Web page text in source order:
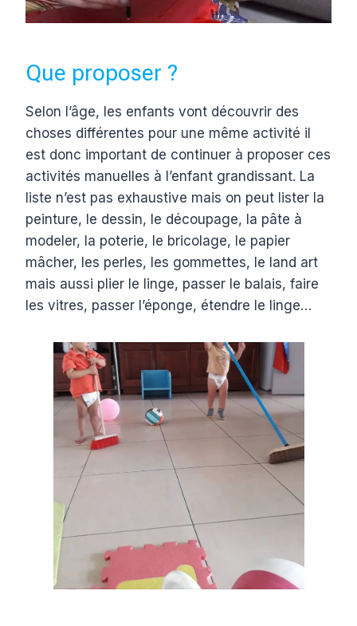
Que proposer ?
Selon l’âge, les enfants vont découvrir des
choses différentes pour une même activité il
est donc important de continuer à proposer ces
activités manuelles à l’enfant grandissant. La
liste n’est pas exhaustive mais on peut lister la
peinture, le dessin, le découpage, la pâte à
modeler, la poterie, le bricolage, le papier
mâcher, les perles, les gommettes, le land art
mais aussi plier le linge, passer le balais, faire
les vitres, passer l’éponge, étendre le linge…